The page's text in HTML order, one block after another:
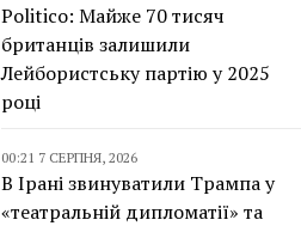
Politico: Майже 70 тисяч
британців залишили
Лейбористську партію у 2025
році
00:21 7 СЕРПНЯ, 2026
В Ірані звинуватили Трампа у
«театральній дипломатії» та